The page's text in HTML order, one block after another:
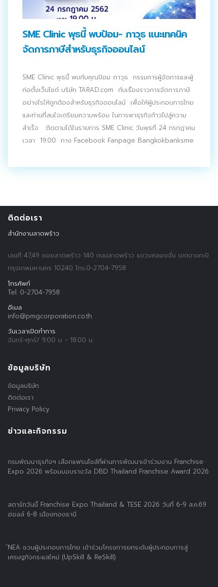
for:
Search
SME Clinic พุธนี้ พบป้อม- ภาวุธ แนะเทคนิค
จัดการภาษีสำหรับธุรกิจออนไลน์
SME Clinic พุธนี้ พบกับคุณป้อม ภาวุธ กรรมการผู้จัดการและผู้
ก่อตั้งเว็บไซต์ บริษัท TARAD.com กับเรื่องราวการจัดการภาษี
อย่างไรให้ถูกต้องสำหรับธุรกิจออนไลน์ เพื่อให้ผู้ประกอบการไทย
และท่านที่สนใจเตรียมความพร้อม ในการพาธุรกิจก้าวไปสู่ความ
สำเร็จ ติดตามได้ในรายการ SME Clinic วันพุธที่ 24 กรกฏาคม
เวลา 19.00 ทาง Facebook Fanpage Bangkokbanksme
ติดต่อเรา
สำนักงานลาดพร้าว
เลขที่ 47,49 ซอยลาดพร้าว 140 ถนนลาดพร้าว แขวงคลองจั่น เขตบางกะปิ
กรุงเทพมหานคร 10240 โทร.0-2704-7958
โทรศัพท์
Tel. 0-2704-7958
อีเมล
info@pmgcorporation.co.th
วันเวลาเปิดทำการ
จันทร์-ศุกร์/ 9:00 น. - 18:00 น.
ข้อมูลบริษัท
ข้อมูลบริษัท
ติดต่อเรา
Privacy Policy
ข่าวและกิจกรรม
กรมพัฒนาธุรกิจฯ เลือกแฟรนไชส์ที่ผ่านการพัฒนาเข้าร่วมงาน Franchise
Expo 2026 พร้อมมอบรางวัล DBD Thailand Franchise Award 2026
สตาร์ทวันนี้ Franchise Expo Thailand & TESE 2026 วันที่ 6-9 ส.ค.69
ฮอลล์ 6-8 เมืองทองธานี
์NEA ชวนผู้ประกอบการไทย เข้าร่วมโครงการยกระดับผู้ประกอบการสู่
เศรษฐกิจกระแสใหม่ (UpSkill & ReSkill)